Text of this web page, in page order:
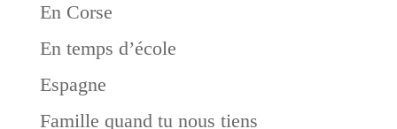
En Corse
En temps d’école
Espagne
Famille quand tu nous tiens